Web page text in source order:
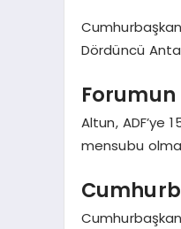
Dördüncü
Forumun
Altun, ADF’ye
mensubu